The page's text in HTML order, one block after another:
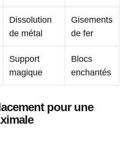
Dissolution
de métal
Gisements
de fer
Support
magique
Blocs
enchantés
pour une